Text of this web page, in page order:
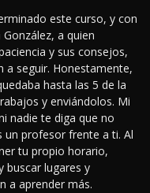
este curso, y con
a quien
y sus consejos,
a seguir. Honestamente,
hasta las 5 de la
y enviándolos. Mi
nadie te diga que no
un profesor frente a ti. Al
tu propio horario,
buscar lugares y
a aprender más.